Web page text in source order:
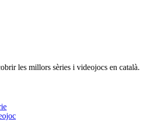
les millors sèries i videojocs en català.